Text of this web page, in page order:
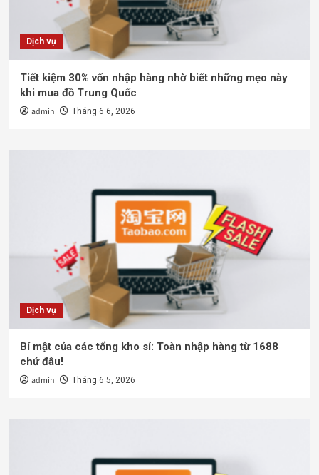
Dịch vụ
Tiết kiệm 30% vốn nhập hàng nhờ biết những mẹo này
khi mua đồ Trung Quốc
admin Tháng 6 6, 2026
Dịch vụ
Bí mật của các tổng kho sỉ: Toàn nhập hàng từ 1688
chứ đâu!
admin Tháng 6 5, 2026